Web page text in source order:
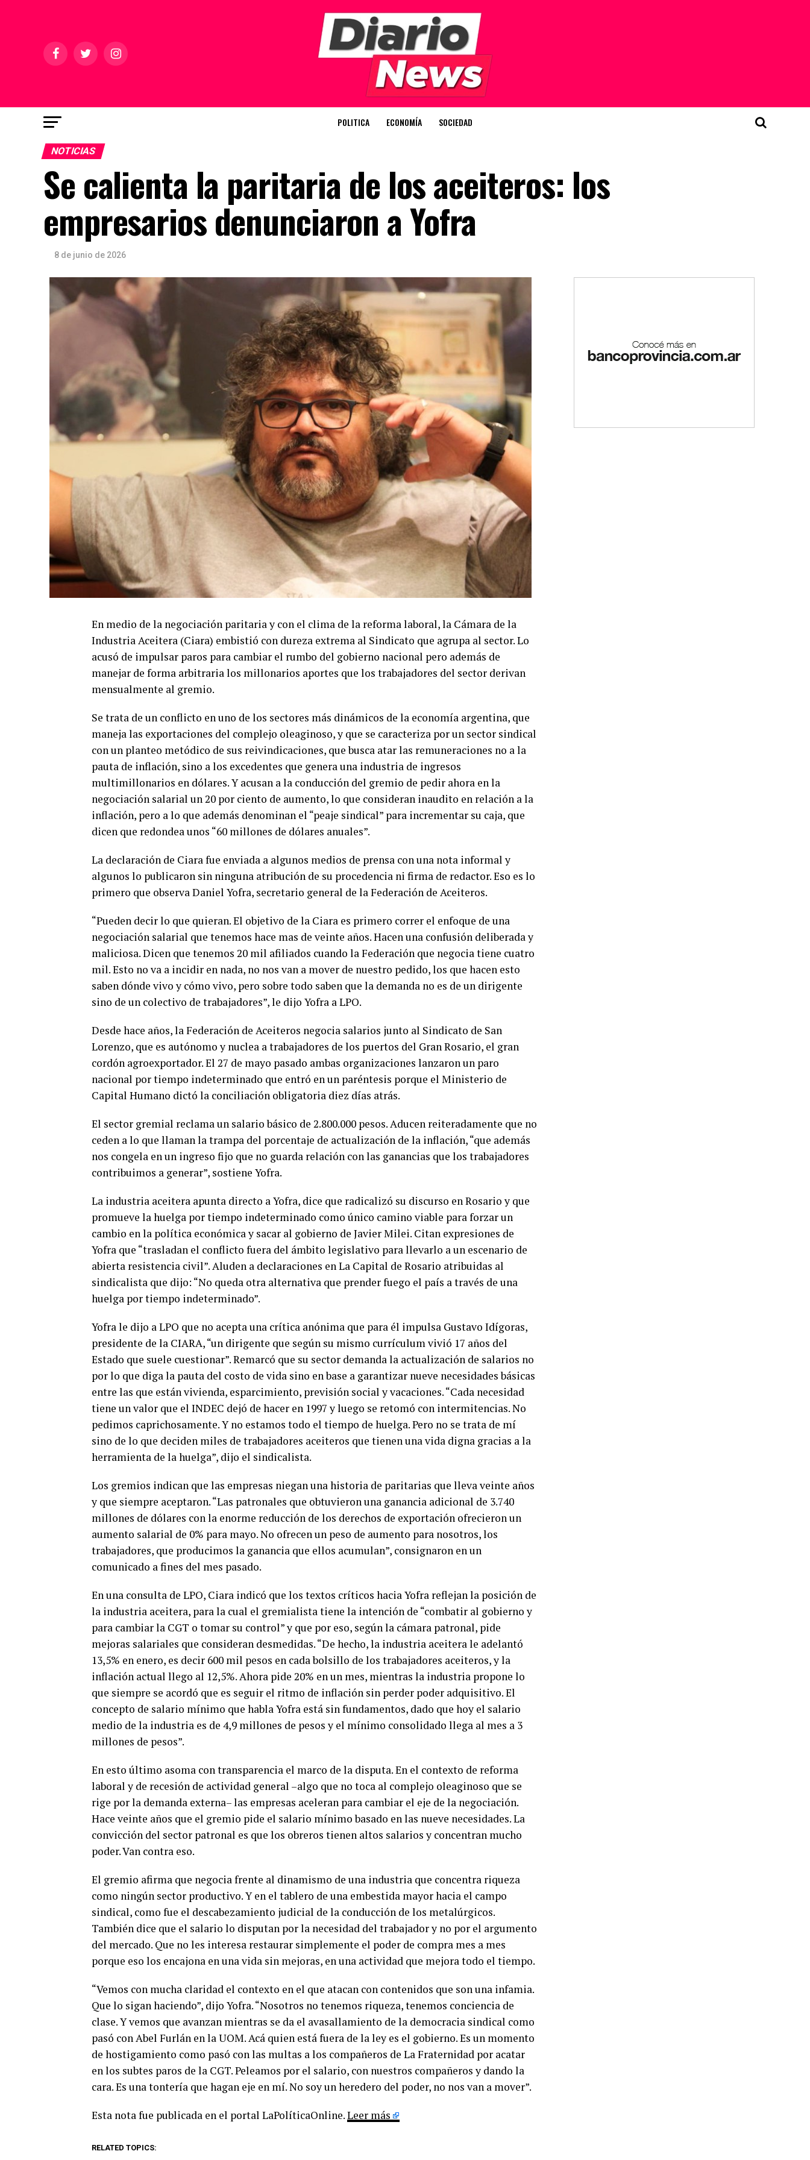
POLITICA ECONOMÍA SOCIEDAD
NOTICIAS
Se calienta la paritaria de los aceiteros: los
empresarios denunciaron a Yofra
8 de junio de 2026
En medio de la negociación paritaria y con el clima de la reforma laboral, la Cámara de la
Industria Aceitera (Ciara) embistió con dureza extrema al Sindicato que agrupa al sector. Lo
acusó de impulsar paros para cambiar el rumbo del gobierno nacional pero además de
manejar de forma arbitraria los millonarios aportes que los trabajadores del sector derivan
mensualmente al gremio.
Se trata de un conflicto en uno de los sectores más dinámicos de la economía argentina, que
maneja las exportaciones del complejo oleaginoso, y que se caracteriza por un sector sindical
con un planteo metódico de sus reivindicaciones, que busca atar las remuneraciones no a la
pauta de inflación, sino a los excedentes que genera una industria de ingresos
multimillonarios en dólares. Y acusan a la conducción del gremio de pedir ahora en la
negociación salarial un 20 por ciento de aumento, lo que consideran inaudito en relación a la
inflación, pero a lo que además denominan el “peaje sindical” para incrementar su caja, que
dicen que redondea unos “60 millones de dólares anuales”.
La declaración de Ciara fue enviada a algunos medios de prensa con una nota informal y
algunos lo publicaron sin ninguna atribución de su procedencia ni firma de redactor. Eso es lo
primero que observa Daniel Yofra, secretario general de la Federación de Aceiteros.
“Pueden decir lo que quieran. El objetivo de la Ciara es primero correr el enfoque de una
negociación salarial que tenemos hace mas de veinte años. Hacen una confusión deliberada y
maliciosa. Dicen que tenemos 20 mil afiliados cuando la Federación que negocia tiene cuatro
mil. Esto no va a incidir en nada, no nos van a mover de nuestro pedido, los que hacen esto
saben dónde vivo y cómo vivo, pero sobre todo saben que la demanda no es de un dirigente
sino de un colectivo de trabajadores”, le dijo Yofra a LPO.
Desde hace años, la Federación de Aceiteros negocia salarios junto al Sindicato de San
Lorenzo, que es autónomo y nuclea a trabajadores de los puertos del Gran Rosario, el gran
cordón agroexportador. El 27 de mayo pasado ambas organizaciones lanzaron un paro
nacional por tiempo indeterminado que entró en un paréntesis porque el Ministerio de
Capital Humano dictó la conciliación obligatoria diez días atrás.
El sector gremial reclama un salario básico de 2.800.000 pesos. Aducen reiteradamente que no
ceden a lo que llaman la trampa del porcentaje de actualización de la inflación, “que además
nos congela en un ingreso fijo que no guarda relación con las ganancias que los trabajadores
contribuimos a generar”, sostiene Yofra.
La industria aceitera apunta directo a Yofra, dice que radicalizó su discurso en Rosario y que
promueve la huelga por tiempo indeterminado como único camino viable para forzar un
cambio en la política económica y sacar al gobierno de Javier Milei. Citan expresiones de
Yofra que “trasladan el conflicto fuera del ámbito legislativo para llevarlo a un escenario de
abierta resistencia civil”. Aluden a declaraciones en La Capital de Rosario atribuidas al
sindicalista que dijo: “No queda otra alternativa que prender fuego el país a través de una
huelga por tiempo indeterminado”.
Yofra le dijo a LPO que no acepta una crítica anónima que para él impulsa Gustavo Idígoras,
presidente de la CIARA, “un dirigente que según su mismo currículum vivió 17 años del
Estado que suele cuestionar”. Remarcó que su sector demanda la actualización de salarios no
por lo que diga la pauta del costo de vida sino en base a garantizar nueve necesidades básicas
entre las que están vivienda, esparcimiento, previsión social y vacaciones. “Cada necesidad
tiene un valor que el INDEC dejó de hacer en 1997 y luego se retomó con intermitencias. No
pedimos caprichosamente. Y no estamos todo el tiempo de huelga. Pero no se trata de mí
sino de lo que deciden miles de trabajadores aceiteros que tienen una vida digna gracias a la
herramienta de la huelga”, dijo el sindicalista.
Los gremios indican que las empresas niegan una historia de paritarias que lleva veinte años
y que siempre aceptaron. “Las patronales que obtuvieron una ganancia adicional de 3.740
millones de dólares con la enorme reducción de los derechos de exportación ofrecieron un
aumento salarial de 0% para mayo. No ofrecen un peso de aumento para nosotros, los
trabajadores, que producimos la ganancia que ellos acumulan”, consignaron en un
comunicado a fines del mes pasado.
En una consulta de LPO, Ciara indicó que los textos críticos hacia Yofra reflejan la posición de
la industria aceitera, para la cual el gremialista tiene la intención de “combatir al gobierno y
para cambiar la CGT o tomar su control” y que por eso, según la cámara patronal, pide
mejoras salariales que consideran desmedidas. “De hecho, la industria aceitera le adelantó
13,5% en enero, es decir 600 mil pesos en cada bolsillo de los trabajadores aceiteros, y la
inflación actual llego al 12,5%. Ahora pide 20% en un mes, mientras la industria propone lo
que siempre se acordó que es seguir el ritmo de inflación sin perder poder adquisitivo. El
concepto de salario mínimo que habla Yofra está sin fundamentos, dado que hoy el salario
medio de la industria es de 4,9 millones de pesos y el mínimo consolidado llega al mes a 3
millones de pesos”.
En esto último asoma con transparencia el marco de la disputa. En el contexto de reforma
laboral y de recesión de actividad general –algo que no toca al complejo oleaginoso que se
rige por la demanda externa– las empresas aceleran para cambiar el eje de la negociación.
Hace veinte años que el gremio pide el salario mínimo basado en las nueve necesidades. La
convicción del sector patronal es que los obreros tienen altos salarios y concentran mucho
poder. Van contra eso.
El gremio afirma que negocia frente al dinamismo de una industria que concentra riqueza
como ningún sector productivo. Y en el tablero de una embestida mayor hacia el campo
sindical, como fue el descabezamiento judicial de la conducción de los metalúrgicos.
También dice que el salario lo disputan por la necesidad del trabajador y no por el argumento
del mercado. Que no les interesa restaurar simplemente el poder de compra mes a mes
porque eso los encajona en una vida sin mejoras, en una actividad que mejora todo el tiempo.
“Vemos con mucha claridad el contexto en el que atacan con contenidos que son una infamia.
Que lo sigan haciendo”, dijo Yofra. “Nosotros no tenemos riqueza, tenemos conciencia de
clase. Y vemos que avanzan mientras se da el avasallamiento de la democracia sindical como
pasó con Abel Furlán en la UOM. Acá quien está fuera de la ley es el gobierno. Es un momento
de hostigamiento como pasó con las multas a los compañeros de La Fraternidad por acatar
en los subtes paros de la CGT. Peleamos por el salario, con nuestros compañeros y dando la
cara. Es una tontería que hagan eje en mí. No soy un heredero del poder, no nos van a mover”.
Esta nota fue publicada en el portal LaPolíticaOnline.Leer más
RELATED TOPICS: